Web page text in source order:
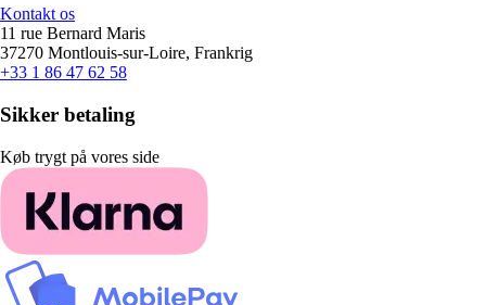
Kontakt os
11 rue Bernard Maris
37270 Montlouis-sur-Loire, Frankrig
+33 1 86 47 62 58
Sikker betaling
Køb trygt på vores side